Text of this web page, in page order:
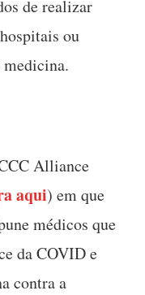
de realizar
ou
Alliance
aqui) em que
médicos que
da COVID e
contra a